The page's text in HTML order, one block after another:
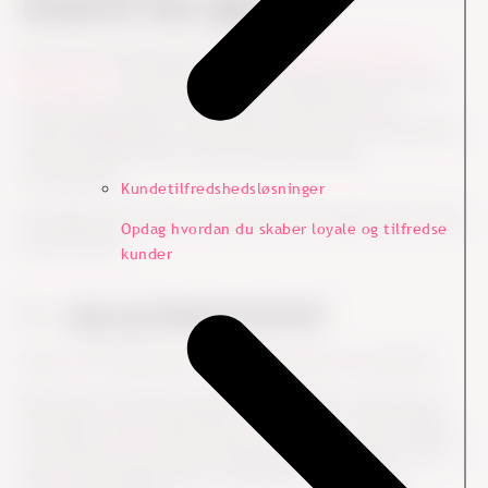
Kundetilfredshedsløsninger
Opdag hvordan du skaber loyale og tilfredse
kunder
Daniel Pink opsummerer i sin
TED Talk ”The Puzzle of
over 40 års forskning i adfærd og motivation,
som viser, at indre motiver øger motivationen hos
motivationen.
Her følger mine råd til, hvordan du kan arbejde med at øge
indre motiver.
1 - Leg og eksperimentér
Leg er en fundamental måde at lære på som menneske.
Børn lærer og mestrer gennem leg – både for sig selv og
med andre. Som voksne lærer vi bedst, når vi har tryghed
og rammerne til at kunne eksperimentere og lege, mens vi
laver vores arbejde. Det er typisk her, vi oplever en